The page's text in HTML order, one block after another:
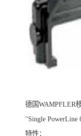
德国WAMPFLER
"Single
特性：